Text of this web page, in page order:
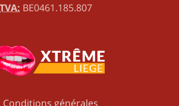
TVA: BE0461.185.807
Conditions générales